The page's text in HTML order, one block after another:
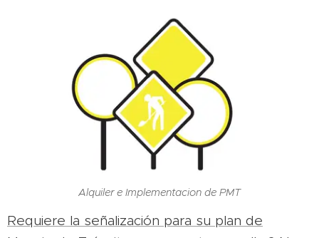
Alquiler e Implementacion de PMT
Requiere la señalización para su plan de